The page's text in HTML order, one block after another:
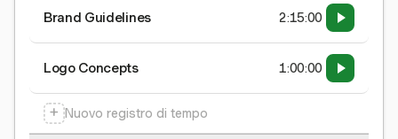
Brand Guidelines 2:15:00
Logo Concepts 1:00:00
+ Nuovo registro di tempo